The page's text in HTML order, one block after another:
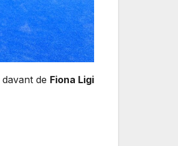
davant de Fiona Ligi